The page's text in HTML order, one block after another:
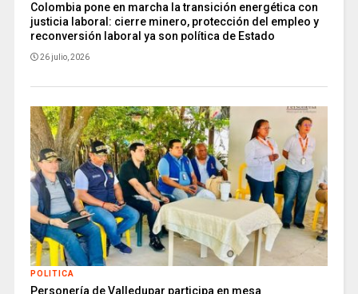
Colombia pone en marcha la transición energética con
justicia laboral: cierre minero, protección del empleo y
reconversión laboral ya son política de Estado
26 julio, 2026
POLITICA
Personería de Valledupar participa en mesa